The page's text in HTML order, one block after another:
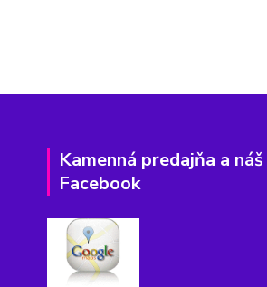
Kamenná predajňa a náš
Facebook